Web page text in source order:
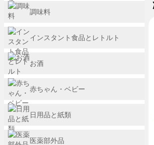
調味料
インスタント食品とレトルト
お酒
赤ちゃん・ベビー
日用品と紙類
医薬部外品